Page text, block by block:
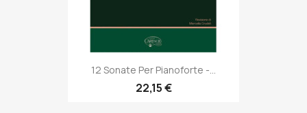
12 Sonate Per Pianoforte -...
22,15 €